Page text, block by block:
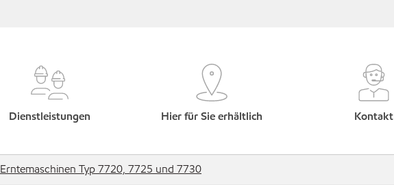
Dienstleistungen Hier für Sie erhältlich Kontakt
Erntemaschinen Typ 7720, 7725 und 7730